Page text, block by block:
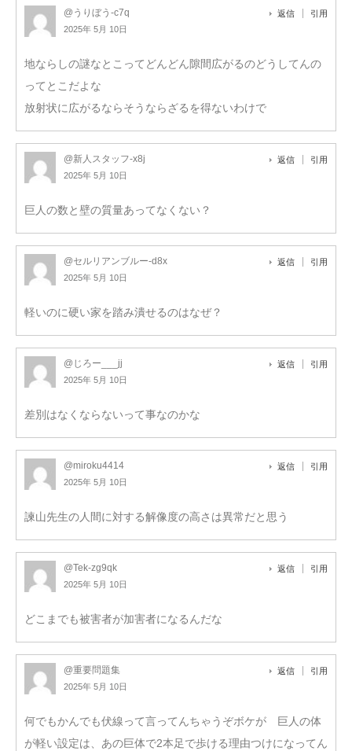
@うりぼう-c7q
2025年 5月 10日
返信 引用
地ならしの謎なとこってどんどん隙間広がるのどうしてんの
ってとこだよな
放射状に広がるならそうならざるを得ないわけで
@新人スタッフ-x8j
2025年 5月 10日
返信 引用
巨人の数と壁の質量あってなくない？
@セルリアンブルー-d8x
2025年 5月 10日
返信 引用
軽いのに硬い家を踏み潰せるのはなぜ？
@じろー___jj
2025年 5月 10日
返信 引用
差別はなくならないって事なのかな
@miroku4414
2025年 5月 10日
返信 引用
諫山先生の人間に対する解像度の高さは異常だと思う
@Tek-zg9qk
2025年 5月 10日
返信 引用
どこまでも被害者が加害者になるんだな
@重要問題集
2025年 5月 10日
返信 引用
何でもかんでも伏線って言ってんちゃうぞボケが 巨人の体
が軽い設定は、あの巨体で2本足で歩ける理由つけになってん